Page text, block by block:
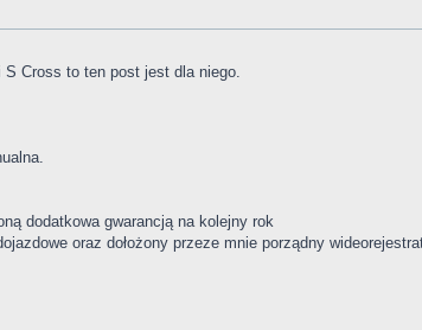
Cross to ten post jest dla niego.
dodatkowa gwarancją na kolejny rok
oraz dołożony przeze mnie porządny